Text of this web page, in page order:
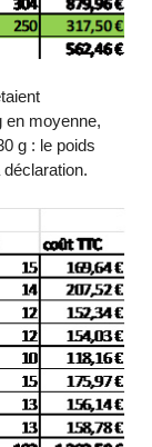
en moyenne,
g : le poids